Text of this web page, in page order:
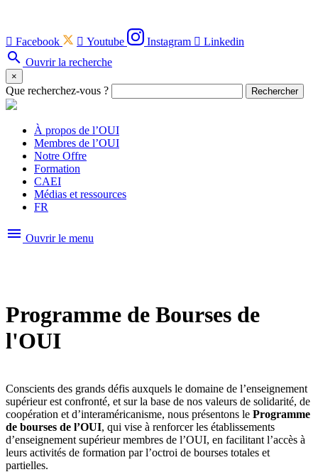
 Facebook  Youtube Instagram  Linkedin
search Ouvrir la recherche
×
Que recherchez-vous ? Rechercher
À propos de l’OUI
Membres de l’OUI
Notre Offre
Formation
CAEI
Médias et ressources
FR
menu Ouvrir le menu
Programme de Bourses de
l'OUI
Conscients des grands défis auxquels le domaine de l’enseignement
supérieur est confronté, et sur la base de nos valeurs de solidarité, de
coopération et d’interaméricanisme, nous présentons le Programme
de bourses de l’OUI, qui vise à renforcer les établissements
d’enseignement supérieur membres de l’OUI, en facilitant l’accès à
leurs activités de formation par l’octroi de bourses totales et
partielles.